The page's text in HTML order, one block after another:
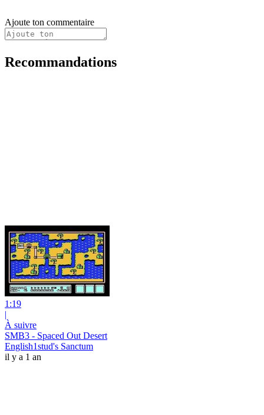
Ajoute ton commentaire
Recommandations
1:19
|
À suivre
SMB3 - Spaced Out Desert
English1stud's Sanctum
il y a 1 an